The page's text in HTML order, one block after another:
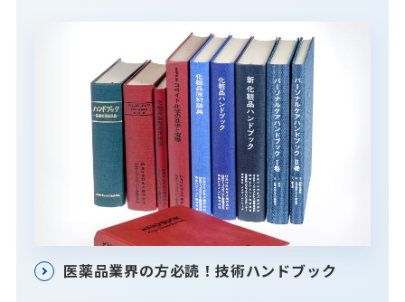
医薬品業界の方必読！技術ハンドブック